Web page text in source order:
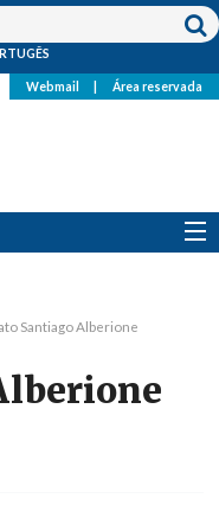
Webmail Área reservada
Santiago Alberione